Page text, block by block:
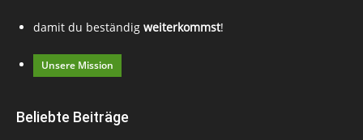
damit du beständig weiterkommst!
Unsere Mission
Beliebte Beiträge